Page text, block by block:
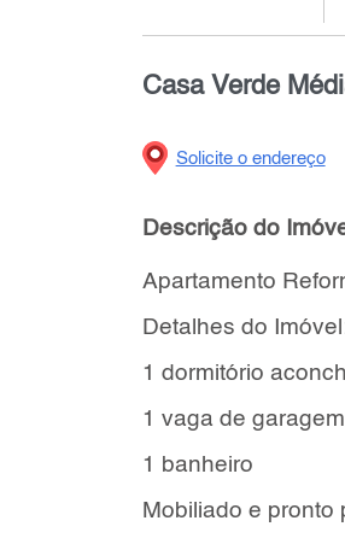
Casa Verde
Solicite o endereço
Descrição do
Apartamento
Detalhes do
1 dormitório
1 vaga de garagem
1 banheiro
Mobiliado e pronto